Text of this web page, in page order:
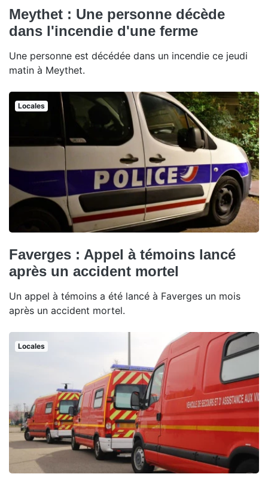
Meythet : Une personne décède
dans l'incendie d'une ferme
Une personne est décédée dans un incendie ce jeudi
matin à Meythet.
Locales
Faverges : Appel à témoins lancé
après un accident mortel
Un appel à témoins a été lancé à Faverges un mois
après un accident mortel.
Locales